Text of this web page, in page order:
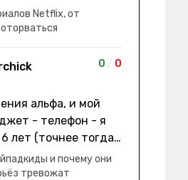
не на заработки -
с семьей и не
"заниматься
удовольствия, а
- героиня уже
общины. не в
замечаю такие
пишете? :)
Netflix, от
0 / 0
альфа, и мой
- телефон - я
лет (точнее тогда
почти 7), потом
и я просто
и почему они
тревожат